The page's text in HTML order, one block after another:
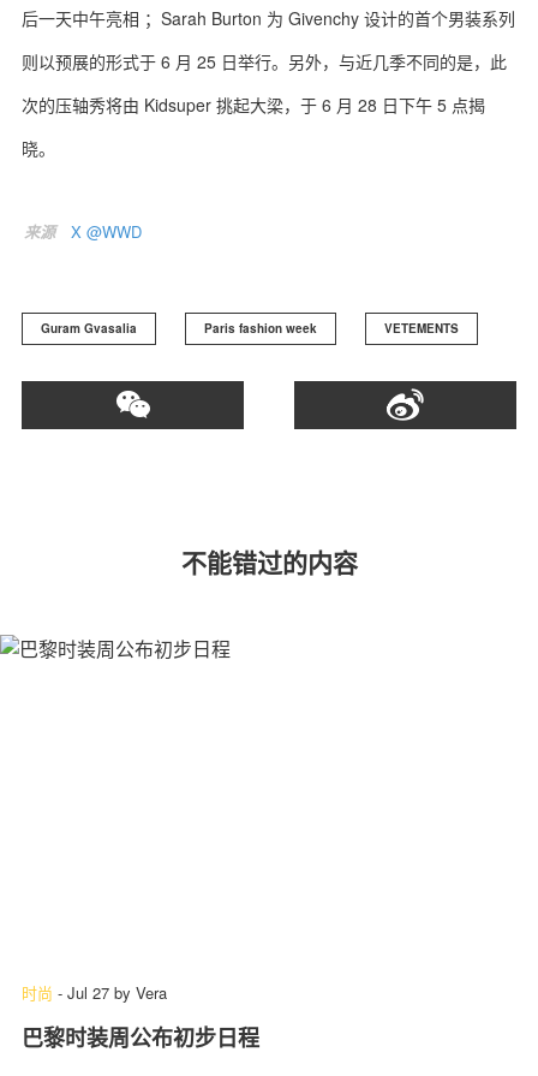
后一天中午亮相 ；Sarah Burton 为 Givenchy 设计的首个男装系列
则以预展的形式于 6 月 25 日举行。另外，与近几季不同的是，此
次的压轴秀将由 Kidsuper 挑起大梁，于 6 月 28 日下午 5 点揭
晓。
来源 X @WWD
Guram Gvasalia Paris fashion week VETEMENTS
不能错过的内容
时尚 - Jul 27 by Vera
巴黎时装周公布初步日程